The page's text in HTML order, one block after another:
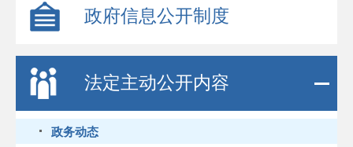
政府信息公开制度
法定主动公开内容
政务动态